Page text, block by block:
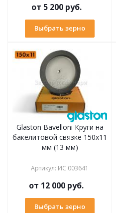
от 5 200 руб.
Выбрать зерно
Glaston Bavelloni Круги на
бакелитовой связке 150х11
мм (13 мм)
Артикул: ИС 003641
от 12 000 руб.
Выбрать зерно